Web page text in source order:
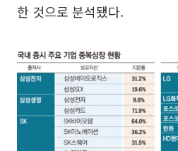
한 것으로 분석됐다.